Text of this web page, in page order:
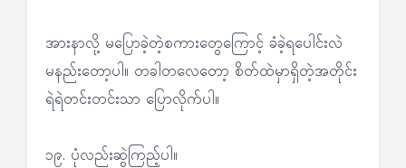
အားနာလို့ မပြောခဲ့တဲ့စကားတွေကြောင့် ခံခဲ့ရပေါင်းလဲ
မနည်းတော့ပါ။ တခါတလေတော့ စိတ်ထဲမှာရှိတဲ့အတိုင်း
ရဲရဲတင်းတင်းသာ ပြောလိုက်ပါ။
၁၉. ပုံလည်းဆွဲကြည့်ပါ။